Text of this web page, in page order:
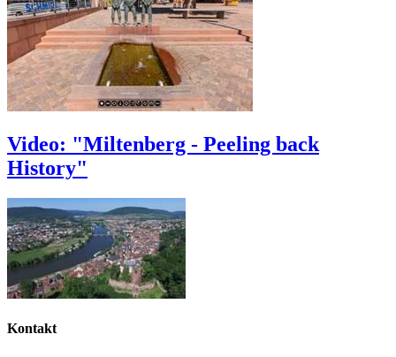
Video: "Miltenberg - Peeling back
History"
Kontakt